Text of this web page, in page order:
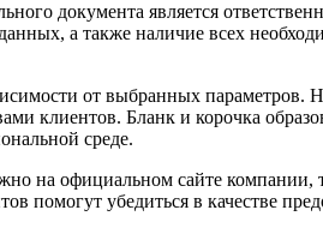
документа является
а также наличие всех
от выбранных
клиентов. Бланк и корочка
среде.
на официальном сайте
помогут убедиться в качестве